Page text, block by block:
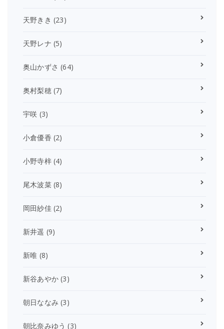
天野きき (23)
天野レナ (5)
奥山かずさ (64)
奥村梨穂(7)
宇咲 (3)
小倉優香 (2)
小野寺梓(4)
尾木波菜(8)
岡田紗佳(2)
新井遥 (9)
新唯 (8)
新谷あやか (3)
朝日ななみ (3)
朝比奈みゆう (3)